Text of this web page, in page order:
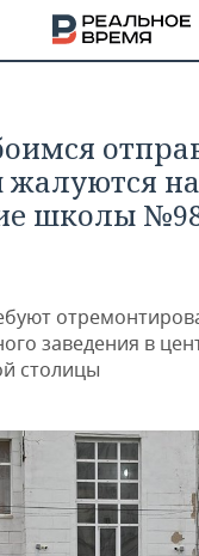
О ДОХОДАХ
ПФО
жалуются
школы
заведения в
столицы